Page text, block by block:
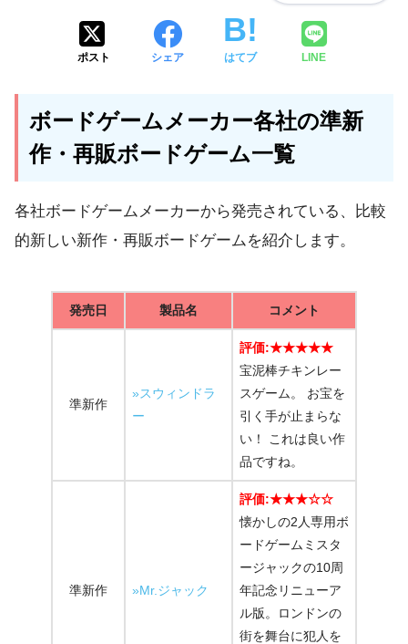
ポスト シェア はてブ LINE
ボードゲームメーカー各社の準新
作・再販ボードゲーム一覧
各社ボードゲームメーカーから発売されている、比較
的新しい新作・再販ボードゲームを紹介します。
発売日 製品名 コメント
準新作
»スウィンドラ
ー
評価:★★★★★
宝泥棒チキンレー
スゲーム。 お宝を
引く手が止まらな
い！ これは良い作
品ですね。
準新作 »Mr.ジャック
評価:★★★☆☆
懐かしの2人専用ボ
ードゲームミスタ
ージャックの10周
年記念リニューア
ル版。ロンドンの
街を舞台に犯人を